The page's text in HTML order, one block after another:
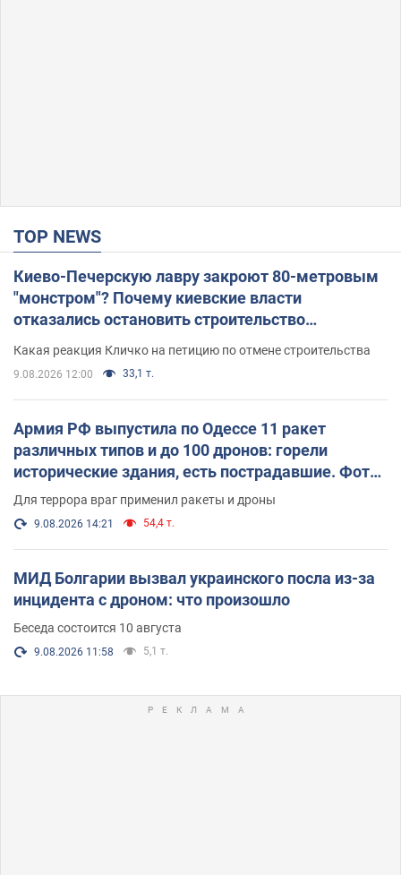
TOP NEWS
Киево-Печерскую лавру закроют 80-метровым
"монстром"? Почему киевские власти
отказались остановить строительство
Какая реакция Кличко на петицию по отмене строительства
9.08.2026 12:00 33,1 т.
Армия РФ выпустила по Одессе 11 ракет
различных типов и до 100 дронов: горели
исторические здания, есть пострадавшие. Фото
и видео
Для террора враг применил ракеты и дроны
9.08.2026 14:21 54,4 т.
МИД Болгарии вызвал украинского посла из-за
инцидента с дроном: что произошло
Беседа состоится 10 августа
9.08.2026 11:58 5,1 т.